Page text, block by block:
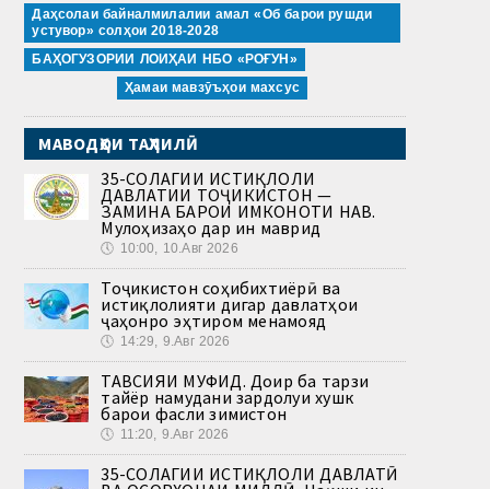
Даҳсолаи байналмилалии амал «Об барои рушди
устувор» солҳои 2018-2028
БАҲОГУЗОРИИ ЛОИҲАИ НБО «РОҒУН»
Ҳамаи мавзӯъҳои махсус
МАВОДҲОИ ТАҲЛИЛӢ
35-СОЛАГИИ ИСТИҚЛОЛИ
ДАВЛАТИИ ТОҶИКИСТОН —
ЗАМИНА БАРОИ ИМКОНОТИ НАВ.
Мулоҳизаҳо дар ин маврид
🕔 10:00, 10.Авг 2026
Тоҷикистон соҳибихтиёрӣ ва
истиқлолияти дигар давлатҳои
ҷаҳонро эҳтиром менамояд
🕔 14:29, 9.Авг 2026
ТАВСИЯИ МУФИД. Доир ба тарзи
тайёр намудани зардолуи хушк
барои фасли зимистон
🕔 11:20, 9.Авг 2026
35-СОЛАГИИ ИСТИҚЛОЛИ ДАВЛАТӢ